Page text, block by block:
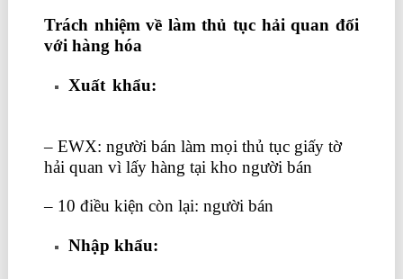
Trách nhiệm về làm thủ tục hải quan đối
với hàng hóa
Xuất khẩu:
– EWX: người bán làm mọi thủ tục giấy tờ
hải quan vì lấy hàng tại kho người bán
– 10 điều kiện còn lại: người bán
Nhập khẩu: